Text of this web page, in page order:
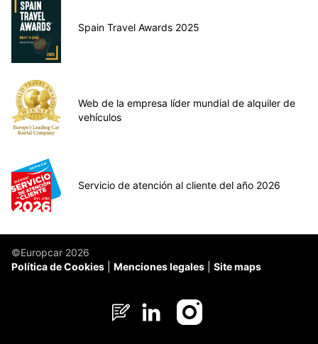
Spain Travel Awards 2025
Web de la empresa líder mundial de alquiler de
vehículos
Servicio de atención al cliente del año 2026
©Europcar 2026
Política de Cookies
Menciones legales Site maps